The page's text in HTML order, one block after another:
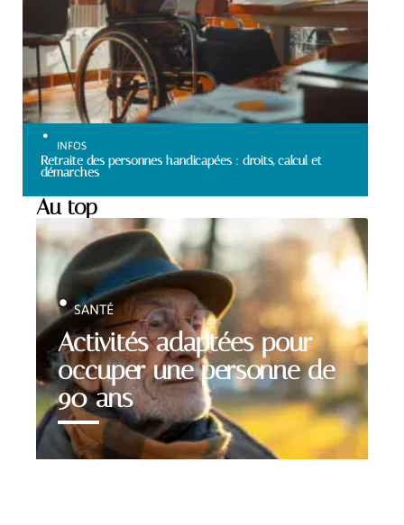
INFOS
Retraite des personnes handicapées : droits, calcul et
démarches
Au top
Activités adaptées pour
occuper une personne de
90 ans
SANTÉ